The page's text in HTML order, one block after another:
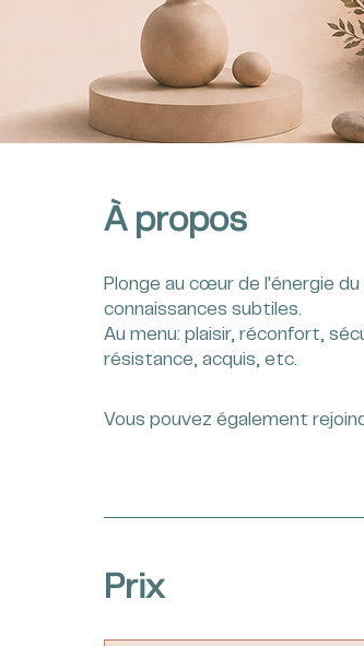
À propos
Plonge au cœur de l'énergie
connaissances subtiles.
Au menu: plaisir, réconfort,
résistance, acquis, etc.
Vous pouvez également
Prix